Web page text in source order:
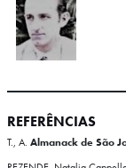
REFERÊNCIAS
T., A. Almanack de São